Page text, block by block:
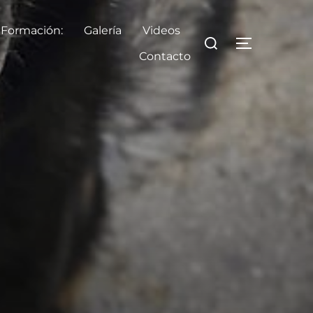
Galería
Videos
Contacto
Buscar: